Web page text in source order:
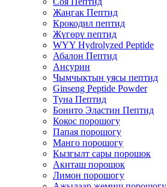
Жаңгак Пептид
Крокодил пептид
Жүгөрү пептид
WYY Hydrolyzed Peptide
Абалон Пептид
Ансурин
Чымчыктын уясы пептид
Ginseng Peptide Powder
Туна Пептид
Бонито Эластин Пептид
Кокос порошогу
Папая порошогу
Манго порошогу
Кызгылт сары порошок
Акиташ порошок
Лимон порошогу